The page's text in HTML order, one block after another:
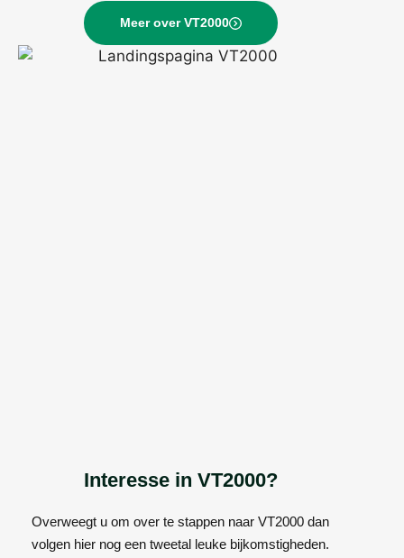
Meer over VT2000
Interesse in VT2000?
Overweegt u om over te stappen naar VT2000 dan
volgen hier nog een tweetal leuke bijkomstigheden.